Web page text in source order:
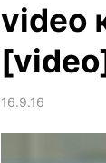
video
16.9.16